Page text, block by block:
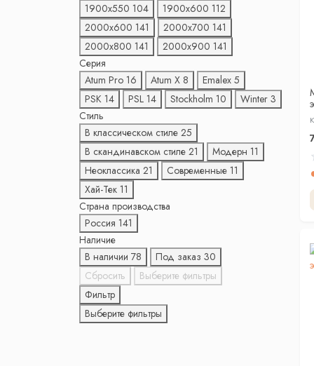
1900х550 104 1900х600 112
2000х600 141 2000х700 141
2000х800 141 2000х900 141
Серия
Atum Pro 16 Atum X 8 Emalex 5
PSK 14 PSL 14 Stockholm 10 Winter 3
Стиль
В классическом стиле 25
В скандинавском стиле 21 Модерн 11
Неоклассика 21 Современные 11
Хай-Тек 11
Страна производства
Россия 141
Наличие
В наличии 78 Под заказ 30
Сбросить
Выберите фильтры
Фильтр
Выберите фильтры